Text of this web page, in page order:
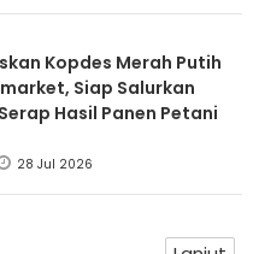
Kopdes Merah Putih
Siap Salurkan
Hasil Panen Petani
28 Jul 2026